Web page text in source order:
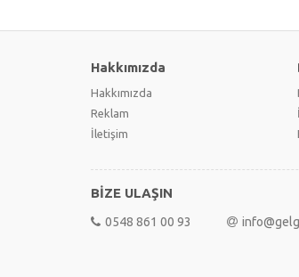
Hakkımızda
Hakkımızda
Reklam
İletişim
BİZE ULAŞIN
0548 861 00 93